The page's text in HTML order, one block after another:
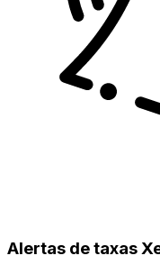
Alertas de taxas